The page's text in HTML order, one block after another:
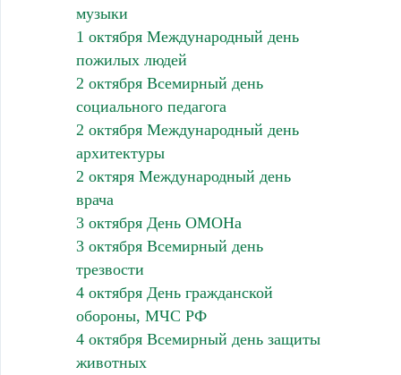
музыки
1 октября Международный день
пожилых людей
2 октября Всемирный день
социального педагога
2 октября Международный день
архитектуры
2 октяря Международный день
врача
3 октября День ОМОНа
3 октября Всемирный день
трезвости
4 октября День гражданской
обороны, МЧС РФ
4 октября Всемирный день защиты
животных